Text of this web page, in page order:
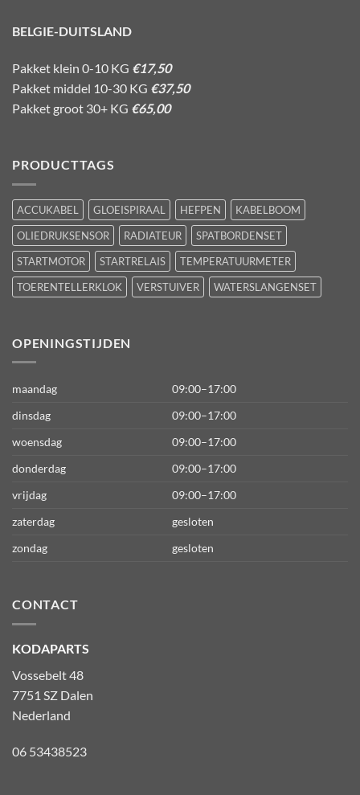
BELGIE-DUITSLAND
Pakket klein 0-10 KG €17,50
Pakket middel 10-30 KG €37,50
Pakket groot 30+ KG €65,00
PRODUCTTAGS
ACCUKABEL GLOEISPIRAAL HEFPEN
KABELBOOM
OLIEDRUKSENSOR
RADIATEUR
SPATBORDENSET
STARTMOTOR
STARTRELAIS
TEMPERATUURMETER
TOERENTELLERKLOK
VERSTUIVER WATERSLANGENSET
OPENINGSTIJDEN
maandag
09:00–17:00
dinsdag
09:00–17:00
woensdag
09:00–17:00
donderdag
09:00–17:00
vrijdag
09:00–17:00
zaterdag
gesloten
zondag
gesloten
CONTACT
KODAPARTS
Vossebelt 48
7751 SZ Dalen
Nederland
06 53438523